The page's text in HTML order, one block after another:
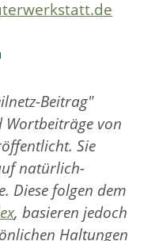
Beitrag"
Wortbeiträge von
Sie
natürlich-
Diese folgen dem
, basieren jedoch
Haltungen